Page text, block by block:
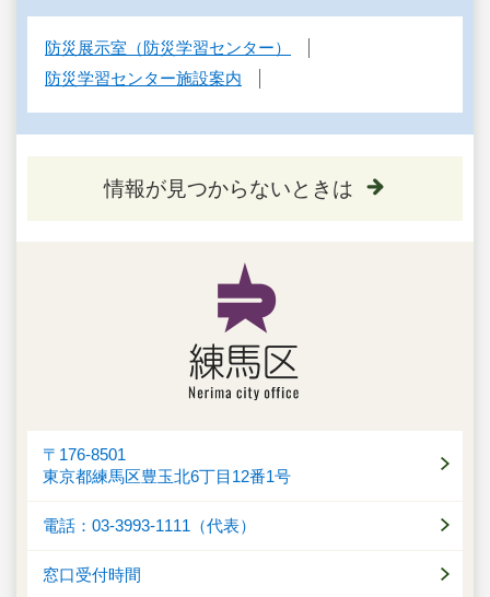
防災展示室（防災学習センター）
防災学習センター施設案内
情報が見つからないときは
〒176-8501
東京都練馬区豊玉北6丁目12番1号
電話：03-3993-1111（代表）
窓口受付時間